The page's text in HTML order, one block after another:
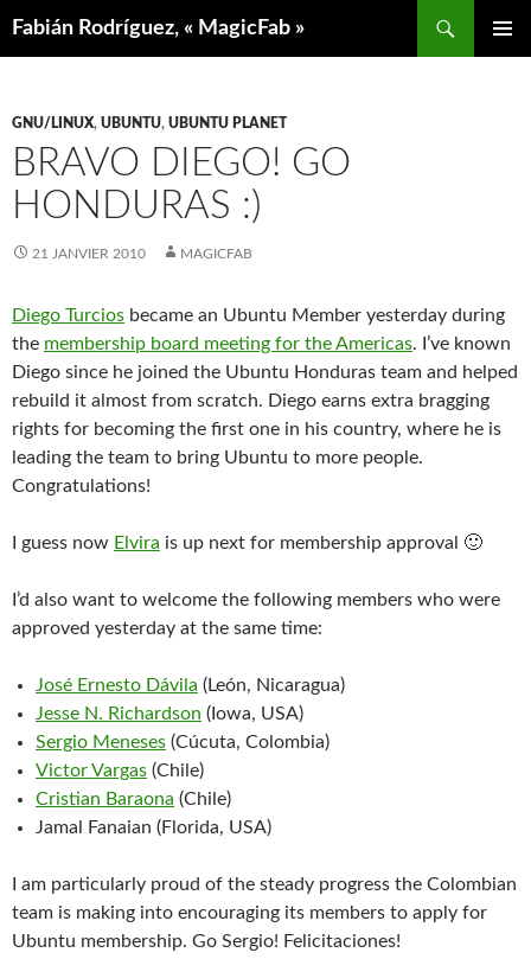
Fabián Rodríguez, « MagicFab »
GNU/LINUX, UBUNTU, UBUNTU PLANET
BRAVO DIEGO! GO
HONDURAS :)
21 JANVIER 2010 MAGICFAB
Diego Turcios became an Ubuntu Member yesterday during
the membership board meeting for the Americas. I’ve known
Diego since he joined the Ubuntu Honduras team and helped
rebuild it almost from scratch. Diego earns extra bragging
rights for becoming the first one in his country, where he is
leading the team to bring Ubuntu to more people.
Congratulations!
I guess now Elvira is up next for membership approval 🙂
I’d also want to welcome the following members who were
approved yesterday at the same time:
José Ernesto Dávila (León, Nicaragua)
Jesse N. Richardson (Iowa, USA)
Sergio Meneses (Cúcuta, Colombia)
Victor Vargas (Chile)
Cristian Baraona (Chile)
Jamal Fanaian (Florida, USA)
I am particularly proud of the steady progress the Colombian
team is making into encouraging its members to apply for
Ubuntu membership. Go Sergio! Felicitaciones!